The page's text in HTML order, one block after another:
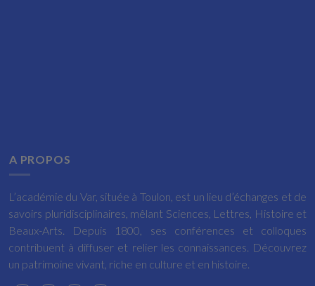
A PROPOS
L’académie du Var, située à Toulon, est un lieu d’échanges et de
savoirs pluridisciplinaires, mêlant Sciences, Lettres, Histoire et
Beaux-Arts. Depuis 1800, ses conférences et colloques
contribuent à diffuser et relier les connaissances. Découvrez
un patrimoine vivant, riche en culture et en histoire.